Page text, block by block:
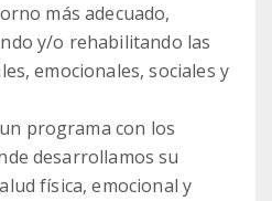
más adecuado,
y/o rehabilitando las
emocionales, sociales y
programa con los
desarrollamos su
física, emocional y